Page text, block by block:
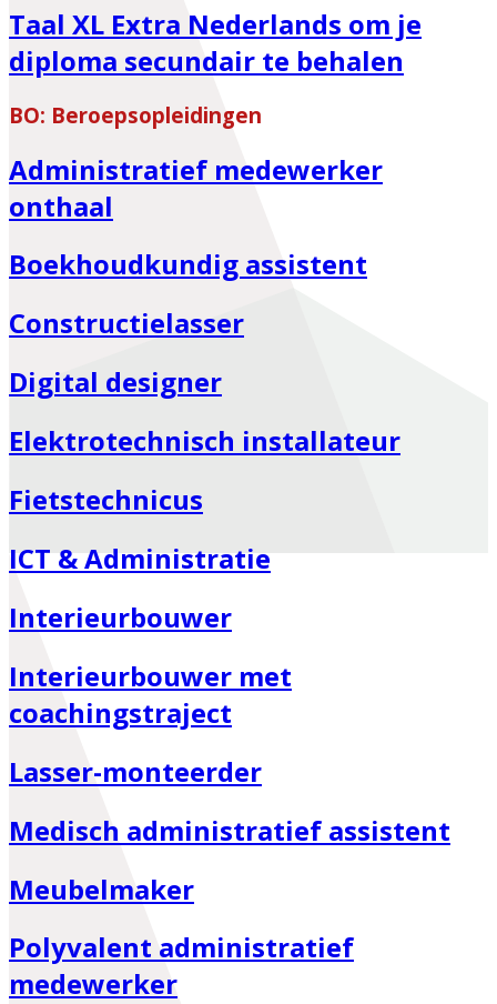
Taal XL Extra Nederlands om je
diploma secundair te behalen
BO: Beroepsopleidingen
Administratief medewerker
onthaal
Boekhoudkundig assistent
Constructielasser
Digital designer
Elektrotechnisch installateur
Fietstechnicus
ICT & Administratie
Interieurbouwer
Interieurbouwer met
coachingstraject
Lasser-monteerder
Medisch administratief assistent
Meubelmaker
Polyvalent administratief
medewerker